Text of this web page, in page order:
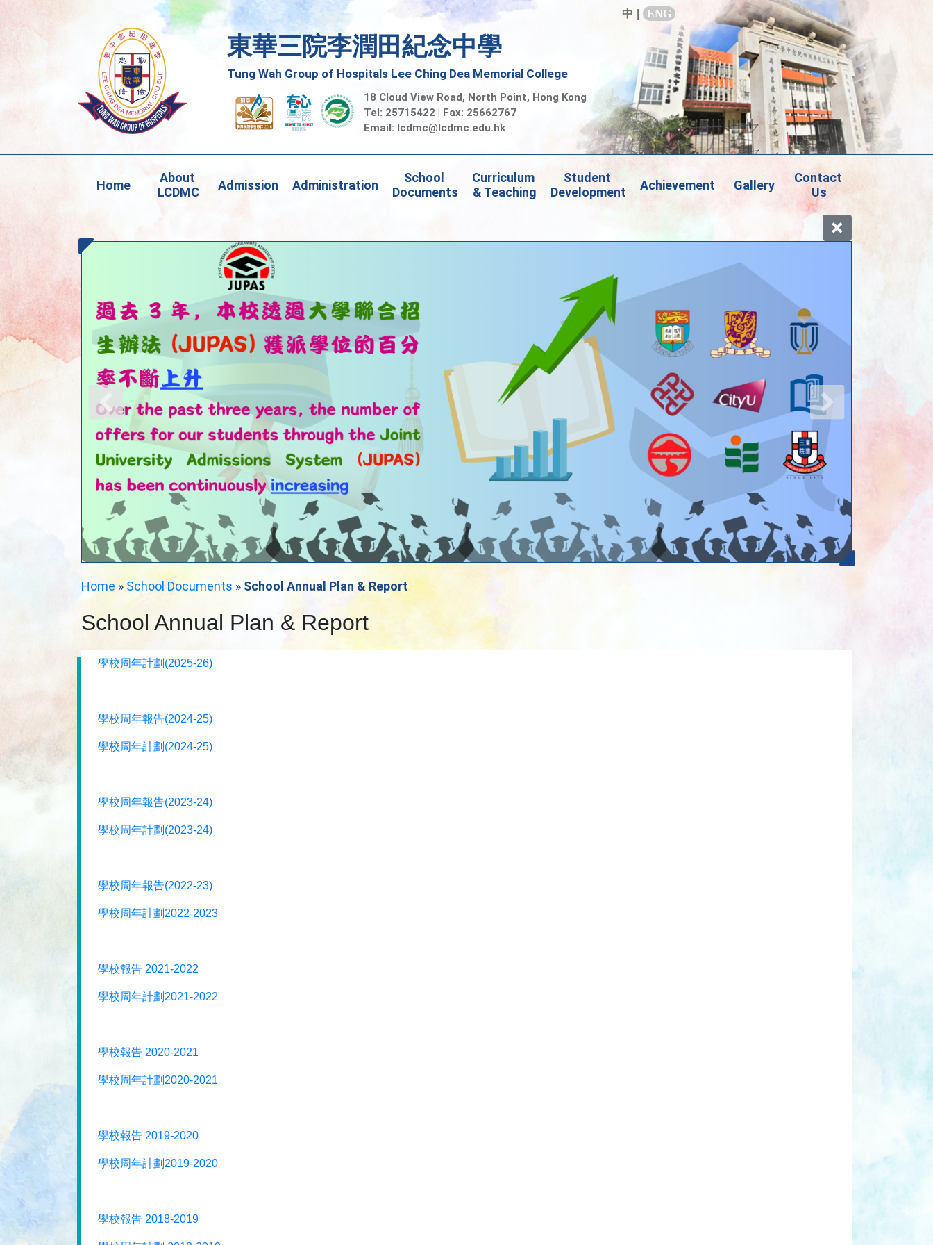
中 ENG
東華三院李潤田紀念中學
Tung Wah Group of Hospitals Lee Ching Dea Memorial College
18 Cloud View Road, North Point, Hong Kong
Tel: 25715422 | Fax: 25662767
Email: lcdmc@lcdmc.edu.hk
Home
About
LCDMC
Admission Administration
School
Documents
Curriculum
& Teaching
Student
Development
Achievement Gallery
Contact
Us
Home » School Documents » School Annual Plan & Report
School Annual Plan & Report
學校周年計劃(2025-26)
學校周年報告(2024-25)
學校周年計劃(2024-25)
學校周年報告(2023-24)
學校周年計劃(2023-24)
學校周年報告(2022-23)
學校周年計劃2022-2023
學校報告 2021-2022
學校周年計劃2021-2022
學校報告 2020-2021
學校周年計劃2020-2021
學校報告 2019-2020
學校周年計劃2019-2020
學校報告 2018-2019